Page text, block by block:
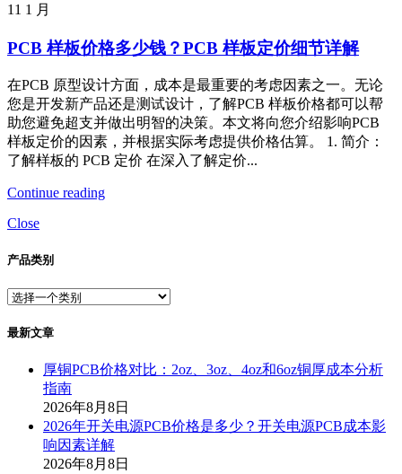
11 1 月
PCB 样板价格多少钱？PCB 样板定价细节详解
在PCB 原型设计方面，成本是最重要的考虑因素之一。无论
您是开发新产品还是测试设计，了解PCB 样板价格都可以帮
助您避免超支并做出明智的决策。本文将向您介绍影响PCB
样板定价的因素，并根据实际考虑提供价格估算。 1. 简介：
了解样板的 PCB 定价 在深入了解定价...
Continue reading
Close
产品类别
最新文章
厚铜PCB价格对比：2oz、3oz、4oz和6oz铜厚成本分析
指南
2026年8月8日
2026年开关电源PCB价格是多少？开关电源PCB成本影
响因素详解
2026年8月8日